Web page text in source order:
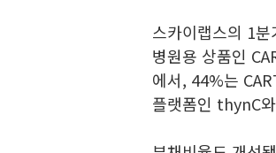
스카이랩스의 1
병원용 상품인
에서, 44%는
플랫폼인 thynC